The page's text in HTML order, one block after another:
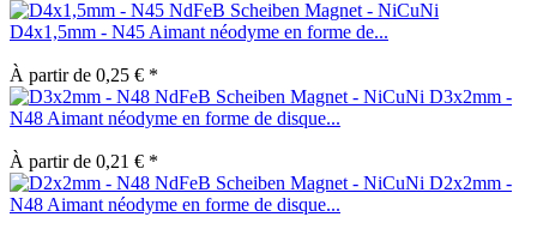
D4x1,5mm - N45 Aimant néodyme en forme de...
À partir de 0,25 € *
D3x2mm -
N48 Aimant néodyme en forme de disque...
À partir de 0,21 € *
D2x2mm -
N48 Aimant néodyme en forme de disque...